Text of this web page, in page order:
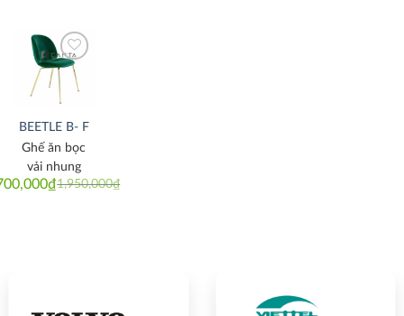
Thích
BEETLE B- F
1,950,000₫
Original
₫Current
Ghế ăn bọc
vải nhung